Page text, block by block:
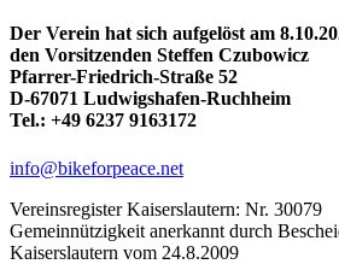
Der Verein hat sich aufgelöst am
den Vorsitzenden Steffen Czubowicz
Pfarrer-Friedrich-Straße 52
D-67071 Ludwigshafen-Ruchheim
Tel.: +49 6237 9163172
info@bikeforpeace.net
Vereinsregister Kaiserslautern: Nr. 30079
Gemeinnützigkeit anerkannt durch
Kaiserslautern vom 24.8.2009